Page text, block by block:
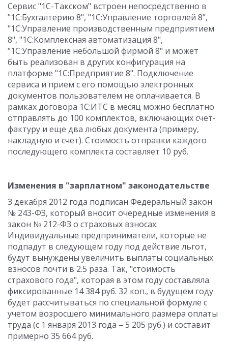
Сервис "1С-Такском" встроен непосредственно в
"1С:Бухгалтерию 8", "1С:Управление торговлей 8",
"1С:Управление производственным предприятием
8", "1С:Комплексная автоматизация 8",
"1С:Управление небольшой фирмой 8" и может
быть реализован в других конфигурация на
платформе "1С:Предприятие 8". Подключение
сервиса и прием с его помощью электронных
документов пользователем не оплачивается. В
рамках договора 1С:ИТС в месяц можно бесплатно
отправлять до 100 комплектов, включающих счет-
фактуру и еще два любых документа (примеру,
накладную и счет). Стоимость отправки каждого
последующего комплекта составляет 10 руб.
Изменения в "зарплатном" законодательстве
3 декабря 2012 года подписан Федеральный закон
№ 243-ФЗ, который вносит очередные изменения в
закон № 212-ФЗ о страховых взносах.
Индивидуальные предприниматели, которые не
подпадут в следующем году под действие льгот,
будут вынуждены увеличить выплаты социальных
взносов почти в 2.5 раза. Так, "стоимость
страхового года", которая в этом году составляла
фиксированные 14 384 руб. 32 коп., в будущем году
будет рассчитываться по специальной формуле с
учетом возросшего минимального размера оплаты
труда (с 1 января 2013 года – 5 205 руб.) и составит
примерно 35 664 руб.